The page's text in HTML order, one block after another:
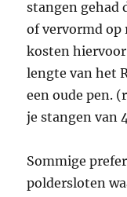
stangen gehad
of vervormd op
kosten
lengte van het
een oude pen.
je stangen van
Sommige
poldersloten